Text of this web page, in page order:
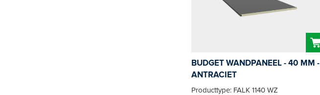
BUDGET WANDPANEEL - 40 MM -
ANTRACIET
Producttype: FALK 1140 WZ